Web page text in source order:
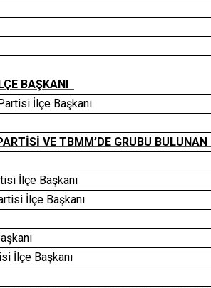
BAŞKANI
İlçe Başkanı
VE TBMM’DE GRUBU
İlçe Başkanı
İlçe Başkanı
İlçe Başkanı